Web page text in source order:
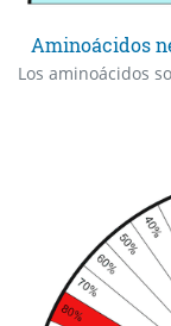
Aminoácidos